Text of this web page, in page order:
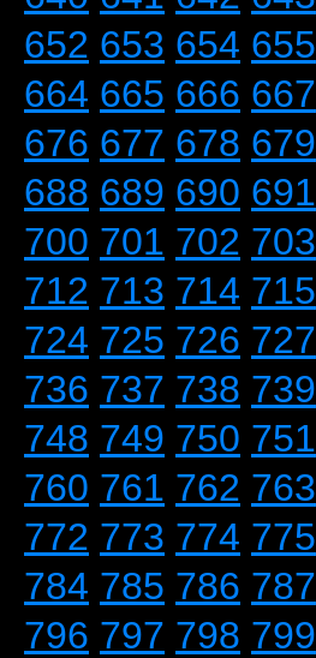
652 653 654 655
664 665 666 667
676 677 678 679
688 689 690 691
700 701 702 703
712 713 714 715
724 725 726 727
736 737 738 739
748 749 750 751
760 761 762 763
772 773 774 775
784 785 786 787
796 797 798 799